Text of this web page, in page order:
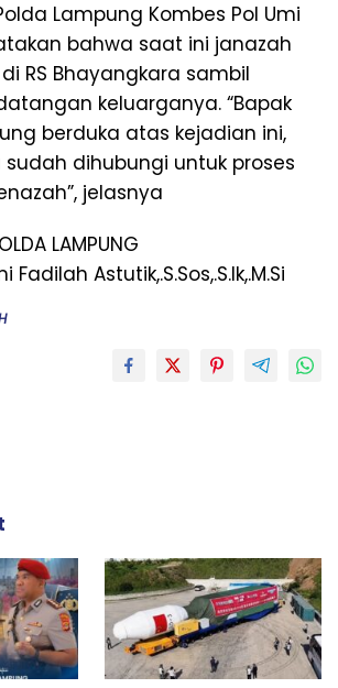
Lampung Kombes Pol Umi
bahwa saat ini janazah
RS Bhayangkara sambil
keluarganya. “Bapak
berduka atas kejadian ini,
dihubungi untuk proses
jelasnya
LAMPUNG
Fadilah Astutik,.S.Sos,.S.Ik,.M.Si